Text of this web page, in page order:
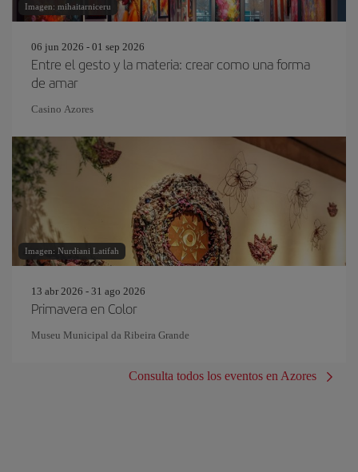
Imagen: mihaitarniceru
06 jun 2026 - 01 sep 2026
Entre el gesto y la materia: crear como una forma
de amar
Casino Azores
Imagen: Nurdiani Latifah
13 abr 2026 - 31 ago 2026
Primavera en Color
Museu Municipal da Ribeira Grande
Consulta todos los eventos en Azores